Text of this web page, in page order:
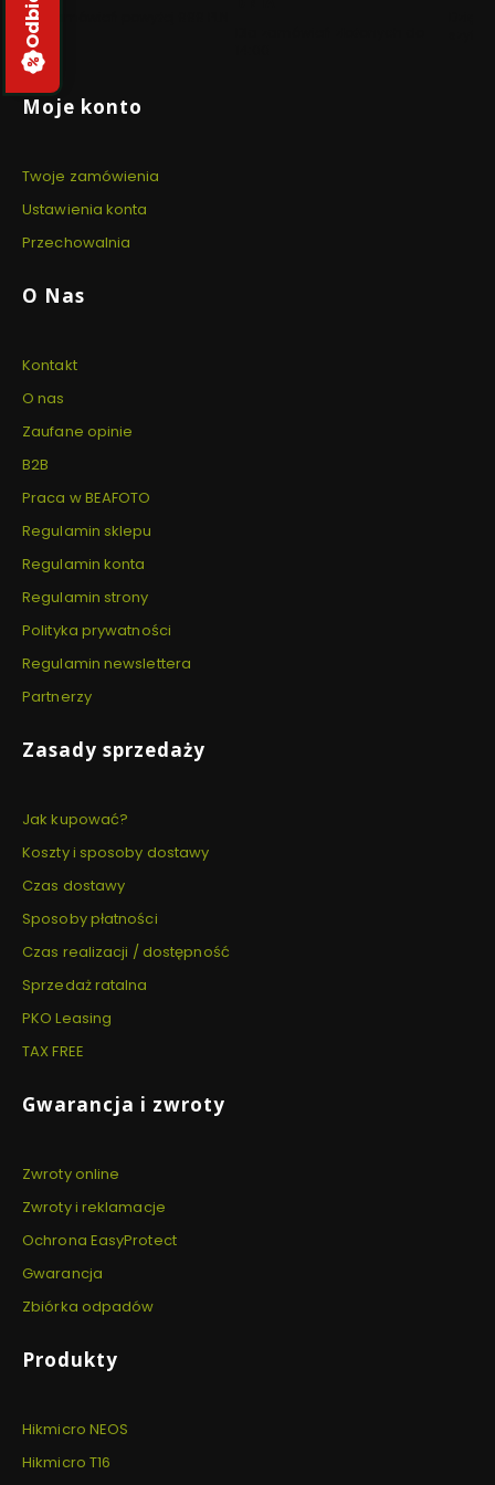
Dla zamówień powyżej 999 PLN
Linki w stopce
Moje konto
Twoje zamówienia
Ustawienia konta
Przechowalnia
O Nas
Kontakt
O nas
Zaufane opinie
B2B
Praca w BEAFOTO
Regulamin sklepu
Regulamin konta
Regulamin strony
Polityka prywatności
Regulamin newslettera
Partnerzy
Zasady sprzedaży
Jak kupować?
Koszty i sposoby dostawy
Czas dostawy
Sposoby płatności
Czas realizacji / dostępność
Sprzedaż ratalna
PKO Leasing
TAX FREE
Gwarancja i zwroty
Zwroty online
Zwroty i reklamacje
Ochrona EasyProtect
Gwarancja
Zbiórka odpadów
Produkty
Hikmicro NEOS
Hikmicro T16